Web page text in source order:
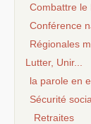
Combattre le
Conférence
Régionales
Lutter, Unir...
la parole en
Sécurité
Retraites